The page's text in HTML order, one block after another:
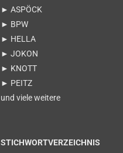
► ASPÖCK
► BPW
► HELLA
► JOKON
► KNOTT
► PEITZ
und viele weitere
STICHWORTVERZEICHNIS